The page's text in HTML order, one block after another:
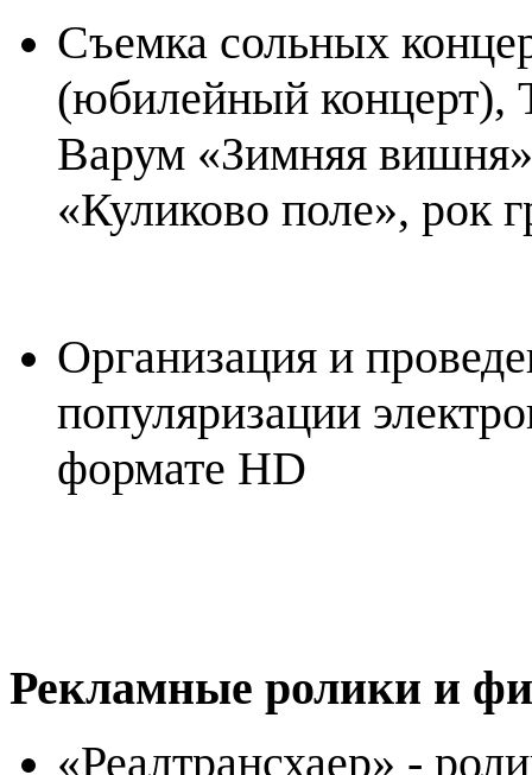
Съемка сольных
(юбилейный
Варум «Зимняя
«Куликово поле», рок
Организация и
популяризации
формате HD
Рекламные ролики и
«Реалтрансхаер» -